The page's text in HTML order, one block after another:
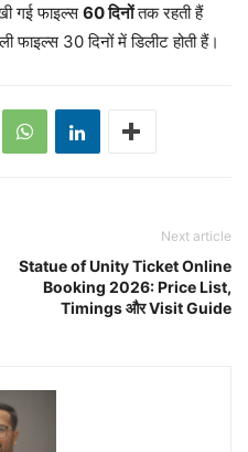
गई फाइल्स60 दिनोंतक रहती हैं
फाइल्स 30 दिनों में डिलीट होती हैं।
Next article
Statue of Unity Ticket Online
Booking 2026: Price List,
Timings और Visit Guide